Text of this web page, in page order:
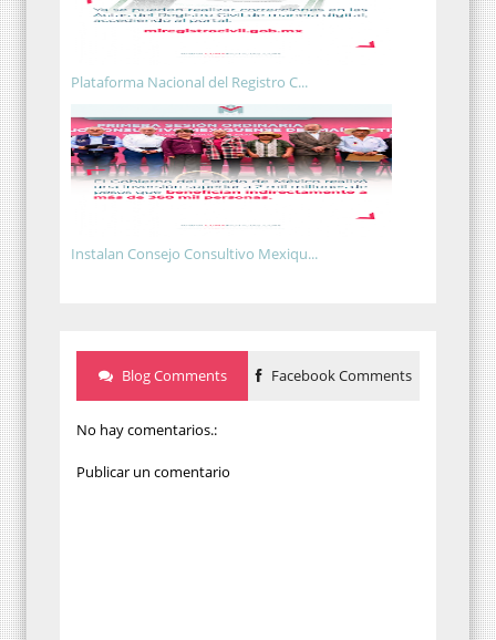
Plataforma Nacional del Registro C...
Instalan Consejo Consultivo Mexiqu...
Blog Comments Facebook Comments
No hay comentarios.:
Publicar un comentario